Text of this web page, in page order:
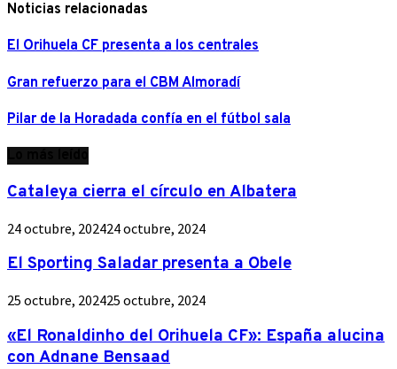
Noticias relacionadas
El Orihuela CF presenta a los centrales
Gran refuerzo para el CBM Almoradí
Pilar de la Horadada confía en el fútbol sala
Cataleya cierra el círculo en Albatera
24 octubre, 202424 octubre, 2024
El Sporting Saladar presenta a Obele
25 octubre, 202425 octubre, 2024
«El Ronaldinho del Orihuela CF»: España alucina
con Adnane Bensaad